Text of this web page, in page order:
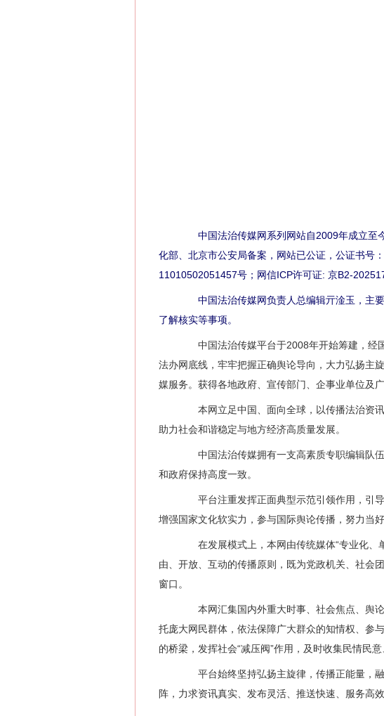
中国法治传媒网系列网站自2009年成立至今
化部、北京市公安局备案，网站已公证，公证书号
11010502051457号；网信ICP许可证: 京B2-
中国法治传媒网负责人总编辑亓淦玉，主要
了解核实等事项。
中国法治传媒平台于2008年开始筹建，经国
法办网底线，牢牢把握正确舆论导向，大力弘扬主
媒服务。获得各地政府、宣传部门、企事业单位及
本网立足中国、面向全球，以传播法治资讯
助力社会和谐稳定与地方经济高质量发展。
中国法治传媒拥有一支高素质专职编辑队伍
和政府保持高度一致。
平台注重发挥正面典型示范引领作用，引导
增强国家文化软实力，参与国际舆论传播，努力当
在发展模式上，本网由传统媒体“专业化、
由、开放、互动的传播原则，既为党政机关、社会
窗口。
本网汇集国内外重大时事、社会焦点、舆论
托庞大网民群体，依法保障广大群众的知情权、参
的桥梁，发挥社会“减压阀”作用，及时收集民情民
平台始终坚持弘扬主旋律，传播正能量，融
阵，力求资讯真实、发布灵活、推送快速、服务高